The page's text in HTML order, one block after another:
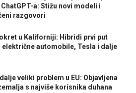
a: Stižu novi modeli i
razgovori
u Kaliforniji: Hibridi prvi put
električne automobile, Tesla i dalje
veliki problem u EU: Objavljena
s najviše korisnika duhana